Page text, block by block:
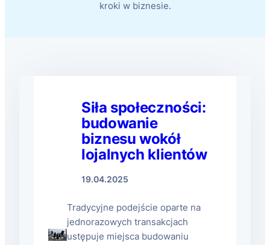
kroki w biznesie.
Siła społeczności:
budowanie
biznesu wokół
lojalnych klientów
19.04.2025
Tradycyjne podejście oparte na
jednorazowych transakcjach
ustępuje miejsca budowaniu